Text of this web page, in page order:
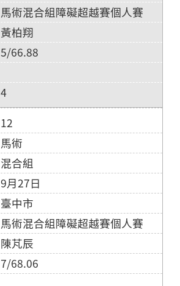
馬術混合組障礙超越賽個人賽
黃柏翔
5/66.88
4
12
馬術
混合組
9月27日
臺中市
馬術混合組障礙超越賽個人賽
陳芃辰
7/68.06